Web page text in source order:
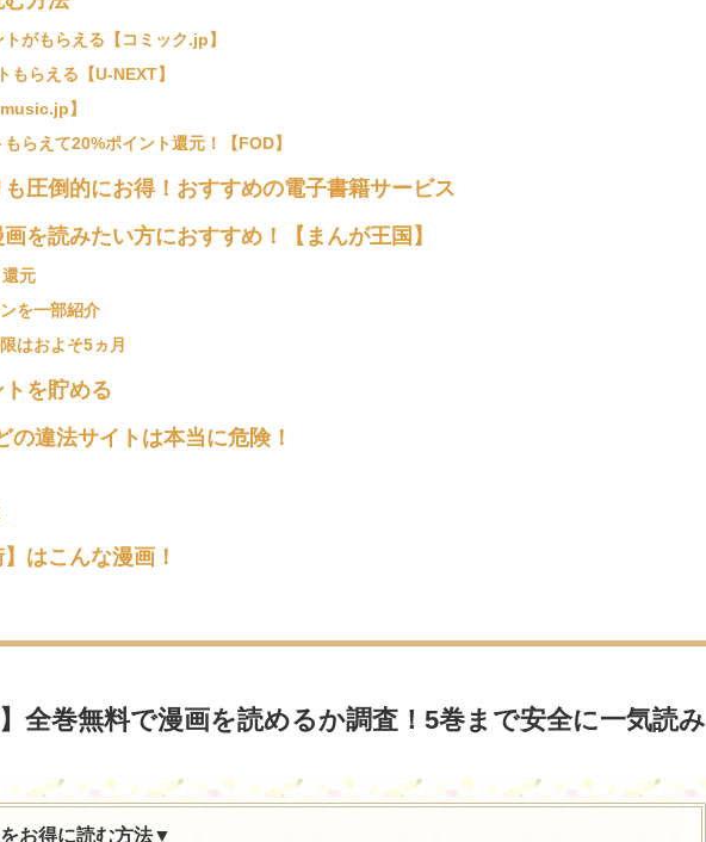
がもらえる【コミック.jp】
もらえる【U-NEXT】
】
らえて20%ポイント還元！【FOD】
圧倒的にお得！おすすめの電子書籍サービス
を読みたい方におすすめ！【まんが王国】
元
を一部紹介
はおよそ5ヵ月
を貯める
の違法サイトは本当に危険！
はこんな漫画！
全巻無料で漫画を読めるか調査！5巻まで安全に一気読み
お得に読む方法▼